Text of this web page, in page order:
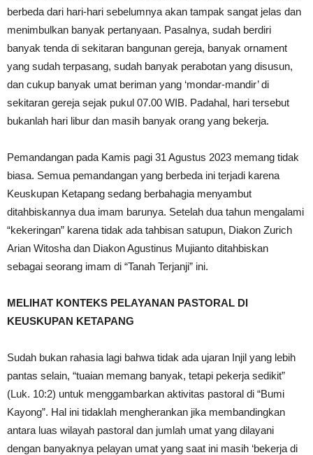
berbeda dari hari-hari sebelumnya akan tampak sangat jelas dan
menimbulkan banyak pertanyaan. Pasalnya, sudah berdiri
banyak tenda di sekitaran bangunan gereja, banyak ornament
yang sudah terpasang, sudah banyak perabotan yang disusun,
dan cukup banyak umat beriman yang ‘mondar-mandir’ di
sekitaran gereja sejak pukul 07.00 WIB. Padahal, hari tersebut
bukanlah hari libur dan masih banyak orang yang bekerja.
Pemandangan pada Kamis pagi 31 Agustus 2023 memang tidak
biasa. Semua pemandangan yang berbeda ini terjadi karena
Keuskupan Ketapang sedang berbahagia menyambut
ditahbiskannya dua imam barunya. Setelah dua tahun mengalami
“kekeringan” karena tidak ada tahbisan satupun, Diakon Zurich
Arian Witosha dan Diakon Agustinus Mujianto ditahbiskan
sebagai seorang imam di “Tanah Terjanji” ini.
MELIHAT KONTEKS PELAYANAN PASTORAL DI
KEUSKUPAN KETAPANG
Sudah bukan rahasia lagi bahwa tidak ada ujaran Injil yang lebih
pantas selain, “tuaian memang banyak, tetapi pekerja sedikit”
(Luk. 10:2) untuk menggambarkan aktivitas pastoral di “Bumi
Kayong”. Hal ini tidaklah mengherankan jika membandingkan
antara luas wilayah pastoral dan jumlah umat yang dilayani
dengan banyaknya pelayan umat yang saat ini masih ‘bekerja di